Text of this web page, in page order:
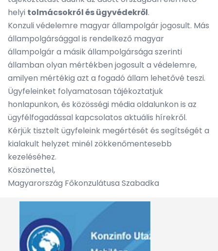
helyi tolmácsokról és ügyvédekről.
Konzuli védelemre magyar állampolgár jogosult. Más
állampolgársággal is rendelkező magyar
állampolgár a másik állampolgársága szerinti
államban olyan mértékben jogosult a védelemre,
amilyen mértékig azt a fogadó állam lehetővé teszi.
Ügyfeleinket folyamatosan tájékoztatjuk
honlapunkon, és közösségi média oldalunkon is az
ügyfélfogadással kapcsolatos aktuális hírekről.
Kérjük tisztelt ügyfeleink megértését és segítségét a
kialakult helyzet minél zökkenőmentesebb
kezeléséhez.
Köszönettel,
Magyarország Főkonzulátusa Szabadka